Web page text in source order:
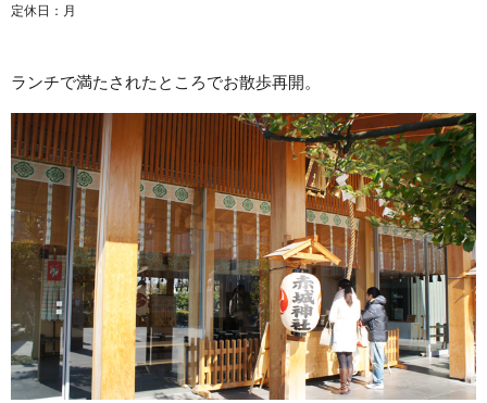
定休日：月
ランチで満たされたところでお散歩再開。